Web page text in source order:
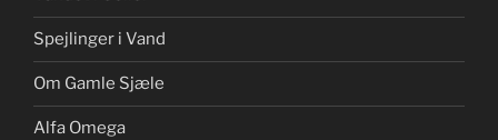
Spejlinger i Vand
Om Gamle Sjæle
Alfa Omega